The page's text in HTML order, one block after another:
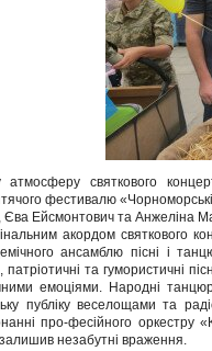
святкового
фестивалю
Ейсмонтович та Анжеліна
акордом святкового
ансамблю пісні і
патріотичні та гумористичні
емоціями. Народні
публіку веселощами та
про-фесійного оркестру
залишив незабутні враження.